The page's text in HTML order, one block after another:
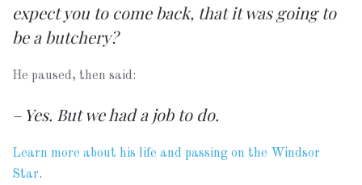
expect you to come back, that it was going to
be a butchery?
He paused, then said:
– Yes. But we had a job to do.
Learn more about his life and passing on the Windsor
Star.